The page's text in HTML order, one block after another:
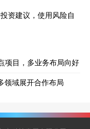
资建议，使用风险自
项目，多业务布局向好
领域展开合作布局